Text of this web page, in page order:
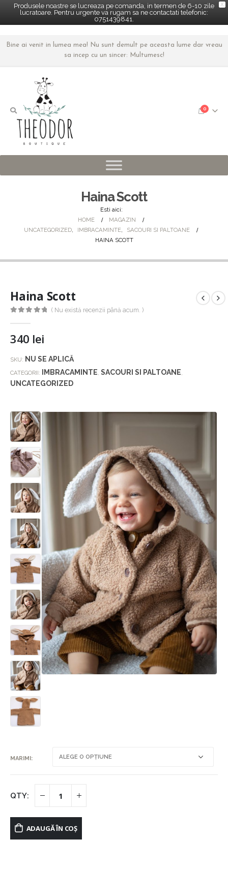
X
Produsele noastre se lucreaza pe comanda, in termen de 6-10 zile
lucratoare. Pentru urgente va rugam sa ne contactati telefonic:
0751439841.
Bine ai venit in lumea mea! Nu sunt demult pe aceasta lume dar vreau
sa incep cu un sincer: Multumesc!
0
Haina Scott
Esti aici:
HOME
MAGAZIN
UNCATEGORIZED, IMBRACAMINTE,
SACOURI SI PALTOANE
HAINA SCOTT
Haina Scott
( Nu există recenzii până acum. )
340 lei
SKU: NU SE APLICĂ
CATEGORII: IMBRACAMINTE, SACOURI SI PALTOANE,
UNCATEGORIZED
MARIMI
ADAUGĂ ÎN COȘ